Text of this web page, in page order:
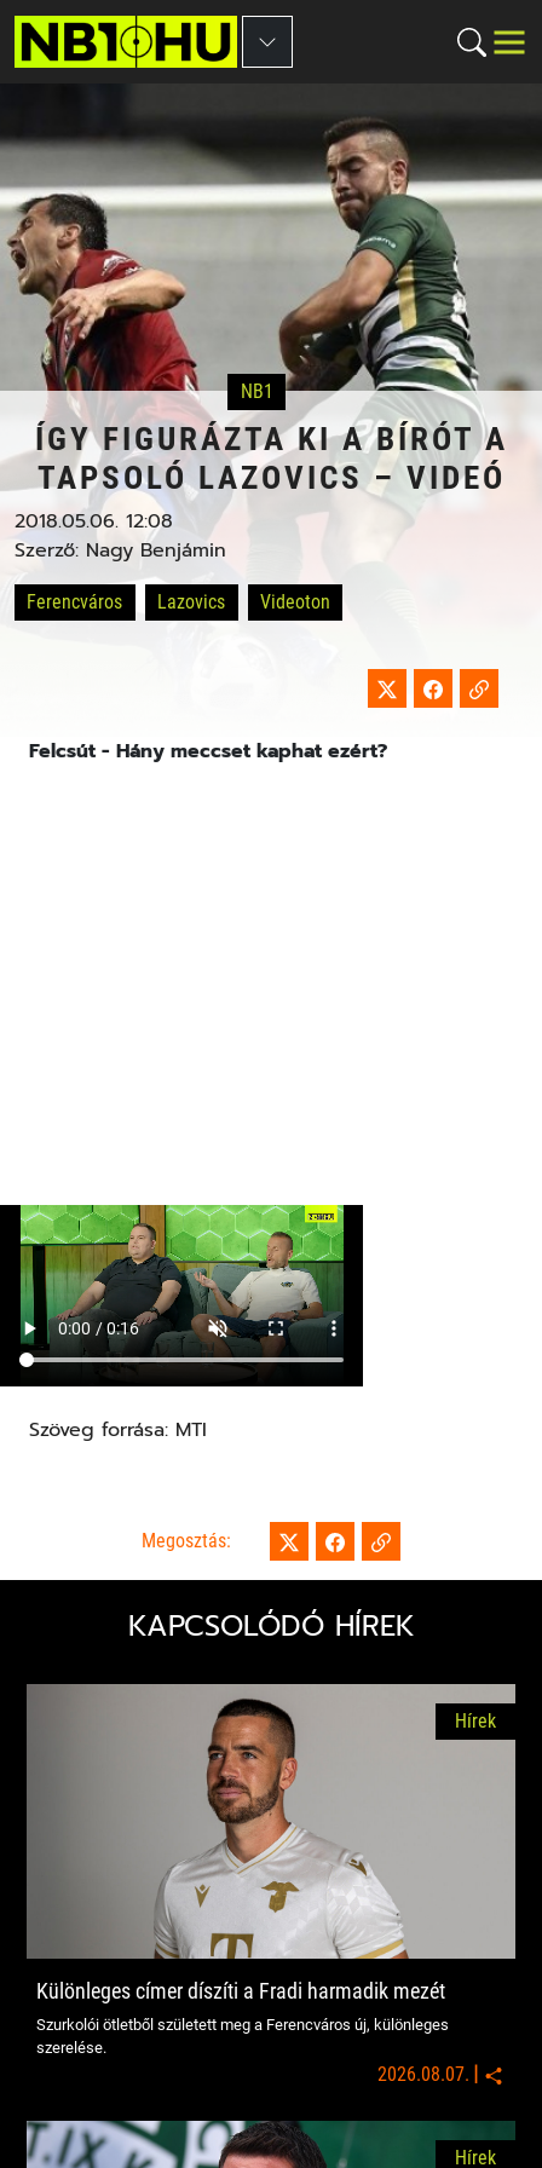
NB1
ÍGY FIGURÁZTA KI A BÍRÓT A
TAPSOLÓ LAZOVICS – VIDEÓ
2018.05.06. 12:08
Szerző: Nagy Benjámin
Ferencváros Lazovics Videoton
Felcsút - Hány meccset kaphat ezért?
Szöveg forrása: MTI
Megosztás:
KAPCSOLÓDÓ HÍREK
Hírek
Különleges címer díszíti a Fradi harmadik mezét
Szurkolói ötletből született meg a Ferencváros új, különleges
szerelése.
2026.08.07. |
Hírek